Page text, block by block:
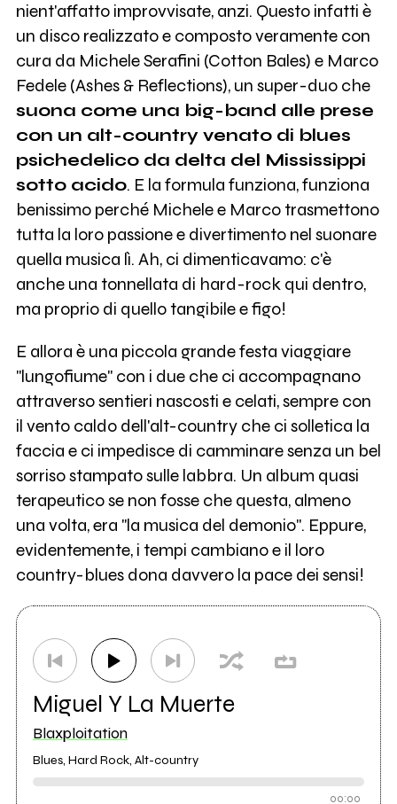
nient'affatto improvvisate, anzi. Questo infatti è
un disco realizzato e composto veramente con
cura da Michele Serafini (Cotton Bales) e Marco
Fedele (Ashes & Reflections), un super-duo che
suona come una big-band alle prese
con un alt-country venato di blues
psichedelico da delta del Mississippi
sotto acido. E la formula funziona, funziona
benissimo perché Michele e Marco trasmettono
tutta la loro passione e divertimento nel suonare
quella musica lì. Ah, ci dimenticavamo: c'è
anche una tonnellata di hard-rock qui dentro,
ma proprio di quello tangibile e figo!
E allora è una piccola grande festa viaggiare
"lungofiume" con i due che ci accompagnano
attraverso sentieri nascosti e celati, sempre con
il vento caldo dell'alt-country che ci solletica la
faccia e ci impedisce di camminare senza un bel
sorriso stampato sulle labbra. Un album quasi
terapeutico se non fosse che questa, almeno
una volta, era "la musica del demonio". Eppure,
evidentemente, i tempi cambiano e il loro
country-blues dona davvero la pace dei sensi!
Miguel Y La Muerte
Blaxploitation
Blues, Hard Rock, Alt-country
00:00